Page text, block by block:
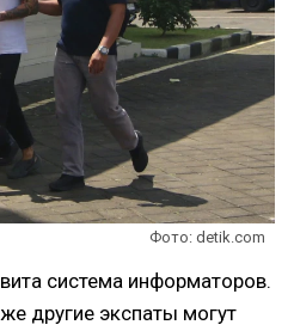
Фото: detik.com
система информаторов.
другие экспаты могут